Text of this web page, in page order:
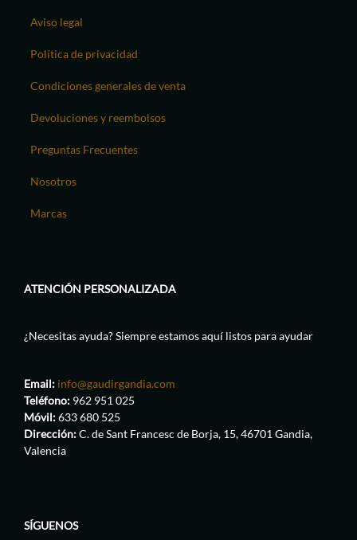
Aviso legal
Política de privacidad
Condiciones generales de venta
Devoluciones y reembolsos
Preguntas Frecuentes
Nosotros
Marcas
ATENCIÓN PERSONALIZADA
¿Necesitas ayuda? Siempre estamos aquí listos para ayudar
Email: info@gaudirgandia.com
Teléfono: 962 951 025
Móvil:633 680 525
Dirección:C. de Sant Francesc de Borja, 15, 46701 Gandia,
Valencia
SÍGUENOS